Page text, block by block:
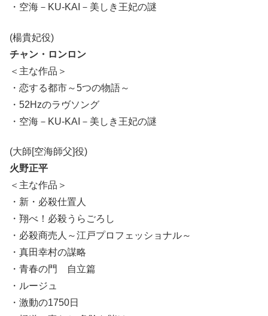
・空海－KU-KAI－美しき王妃の謎
(楊貴妃役)
チャン・ロンロン
＜主な作品＞
・恋する都市～5つの物語～
・52Hzのラヴソング
・空海－KU-KAI－美しき王妃の謎
(大師[空海師父]役)
火野正平
＜主な作品＞
・新・必殺仕置人
・翔べ！必殺うらごろし
・必殺商売人～江戸プロフェッショナル～
・真田幸村の謀略
・青春の門 自立篇
・ルージュ
・激動の1750日